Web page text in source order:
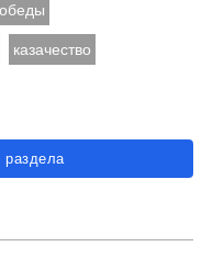
казачество
раздела